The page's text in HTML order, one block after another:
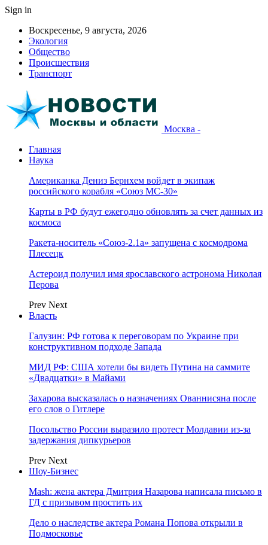
Sign in
Воскресенье, 9 августа, 2026
Экология
Общество
Происшествия
Транспорт
Москва -
Главная
Наука
Американка Дениз Бернхем войдет в экипаж
российского корабля «Союз МС-30»
Карты в РФ будут ежегодно обновлять за счет данных из
космоса
Ракета-носитель «Союз-2.1а» запущена с космодрома
Плесецк
Астероид получил имя ярославского астронома Николая
Перова
Prev Next
Власть
Галузин: РФ готова к переговорам по Украине при
конструктивном подходе Запада
МИД РФ: США хотели бы видеть Путина на саммите
«Двадцатки» в Майами
Захарова высказалась о назначениях Ованнисяна после
его слов о Гитлере
Посольство России выразило протест Молдавии из-за
задержания дипкурьеров
Prev Next
Шоу-Бизнес
Mash: жена актера Дмитрия Назарова написала письмо в
ГД с призывом простить их
Дело о наследстве актера Романа Попова открыли в
Подмосковье